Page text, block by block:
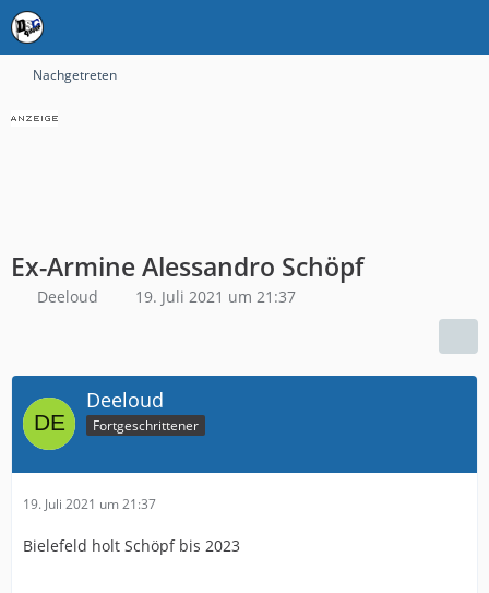
Nachgetreten
Ex-Armine Alessandro Schöpf
Deeloud 19. Juli 2021 um 21:37
Deeloud
Fortgeschrittener
19. Juli 2021 um 21:37
Bielefeld holt Schöpf bis 2023